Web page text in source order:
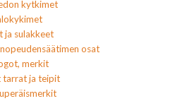
kytkimet
ja sulakkeet
osat
merkit
tarrat ja teipit